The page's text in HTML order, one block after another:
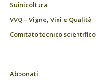
Suinicoltura
VVQ – Vigne, Vini e Qualità
Comitato tecnico scientifico
Abbonati